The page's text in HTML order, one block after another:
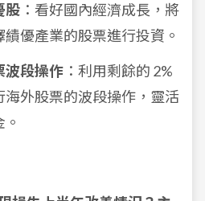
股 ：看好國內經濟成長，將
績優產業的股票進行投資。
波段操作 ：利用剩餘的 2%
海外股票的波段操作，靈活